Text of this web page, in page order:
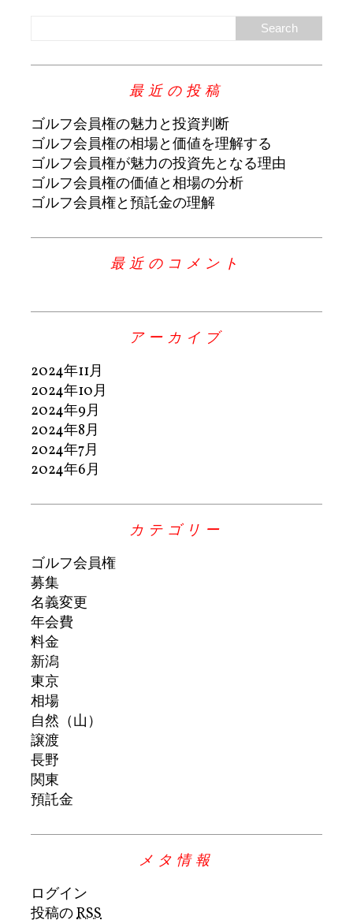
最近の投稿
ゴルフ会員権の魅力と投資判断
ゴルフ会員権の相場と価値を理解する
ゴルフ会員権が魅力の投資先となる理由
ゴルフ会員権の価値と相場の分析
ゴルフ会員権と預託金の理解
最近のコメント
アーカイブ
2024年11月
2024年10月
2024年9月
2024年8月
2024年7月
2024年6月
カテゴリー
ゴルフ会員権
募集
名義変更
年会費
料金
新潟
東京
相場
自然（山）
譲渡
長野
関東
預託金
メタ情報
ログイン
投稿のRSS